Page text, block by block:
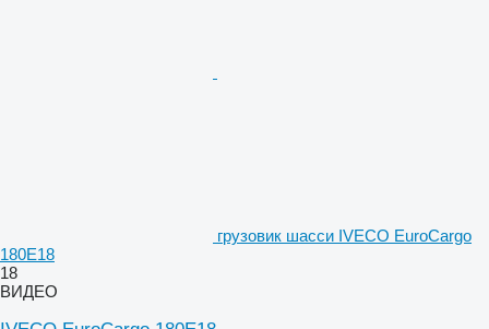
грузовик шасси IVECO EuroCargo
180E18
18
ВИДЕО